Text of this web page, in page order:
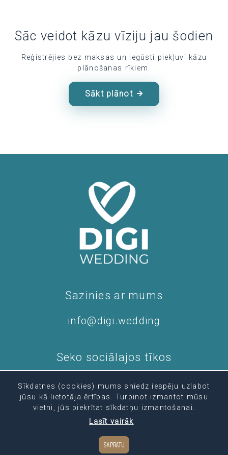
Sāc veidot kāzu vīziju jau šodien
Reģistrējies bez maksas un iegūsti piekļuvi kāzu
plānošanas rīkiem.
Sākt plānot
Sazinies ar mums
info@digi.wedding
Seko sociālajos tīkos
© 2022 R4S SIA, Reg. nr. 40203386843, Visas tiesības
Pakalpojumu sniedzējiem
Lietošanas noteikumi
Sīkdatnes (cookies) mums sniedz iespēju uzlabot
jūsu kā lietotāja ērtības. Turpinot izmantot mūsu
vietni, jūs piekrītat sīkdatņu izmantošanai.
Lasīt vairāk
SAPRATU